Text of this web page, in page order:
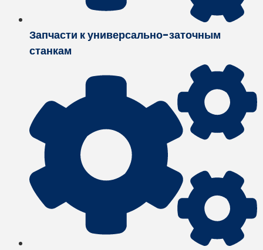
Запчасти к универсально-заточным
станкам